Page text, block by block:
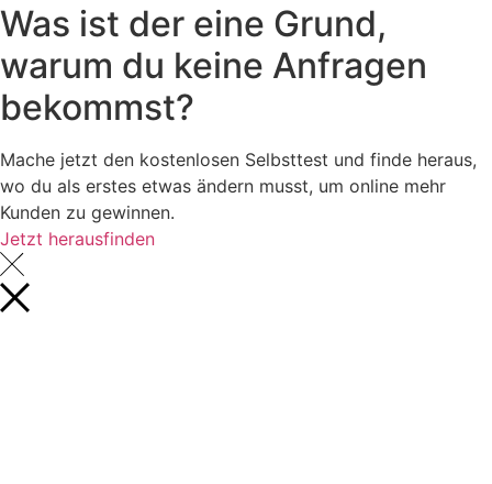
Was ist der eine Grund,
warum du keine Anfragen
bekommst?
Mache jetzt den kostenlosen Selbsttest und finde heraus,
wo du als erstes etwas ändern musst, um online mehr
Kunden zu gewinnen.
Jetzt herausfinden